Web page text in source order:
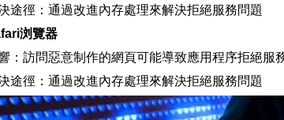
徑：通過改進內存處理來解決拒絕服務問題
浏覽器
訪問惡意制作的網頁可能導致應用程序拒絕服
徑：通過改進內存處理來解決拒絕服務問題